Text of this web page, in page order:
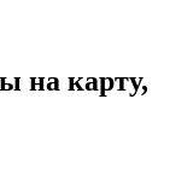
на карту,